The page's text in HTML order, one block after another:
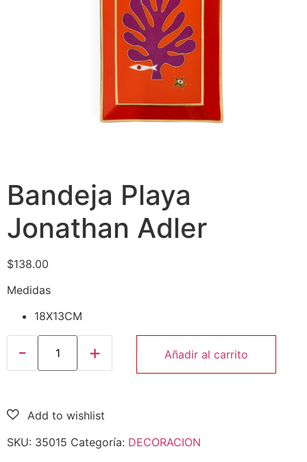
Bandeja Playa
Jonathan Adler
$138.00
Medidas
18X13CM
Añadir al carrito
SKU: 35015 Categoría: DECORACION